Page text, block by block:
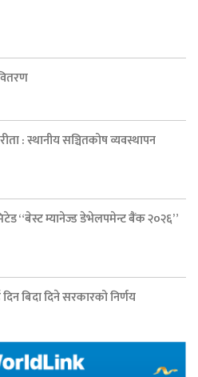
: स्थानीय सञ्चितकोष व्यवस्थापन
“बेस्ट म्यानेज्ड डेभेलपमेन्ट बैंक २०२६”
बिदा दिने सरकारको निर्णय